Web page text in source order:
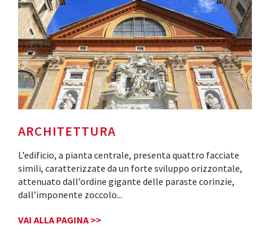
ARCHITETTURA
L’edificio, a pianta centrale, presenta quattro facciate
simili, caratterizzate da un forte sviluppo orizzontale,
attenuato dall’ordine gigante delle paraste corinzie,
dall’imponente zoccolo...
VAI ALLA PAGINA >>